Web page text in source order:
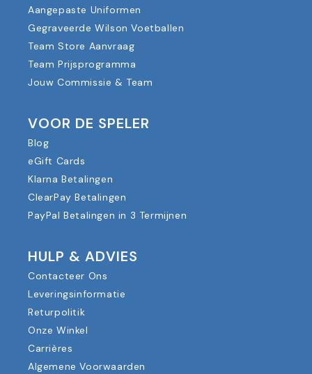
Aangepaste Uniformen
Gegraveerde Wilson Voetballen
Team Store Aanvraag
Team Prijsprogramma
Jouw Commissie & Team
VOOR DE SPELER
Blog
eGift Cards
Klarna Betalingen
ClearPay Betalingen
PayPal Betalingen in 3 Termijnen
HULP & ADVIES
Contacteer Ons
Leveringsinformatie
Returpolitik
Onze Winkel
Carrières
Algemene Voorwaarden